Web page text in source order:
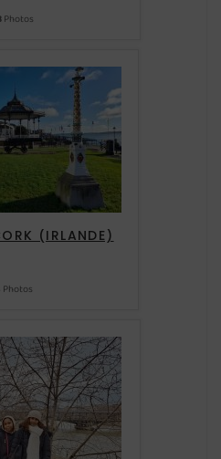
Photos
(IRLANDE)
Photos